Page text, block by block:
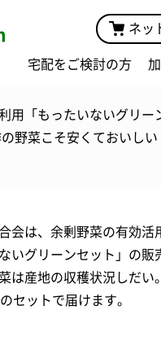
ネッ
宅配をご検討の方
用「もったいないグリー
野菜こそ安くておいしい
会は、余剰野菜の有効活
いグリーンセット」の販
は産地の収穫状況しだい
セットで届けます。